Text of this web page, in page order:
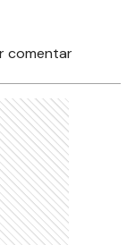
comentar